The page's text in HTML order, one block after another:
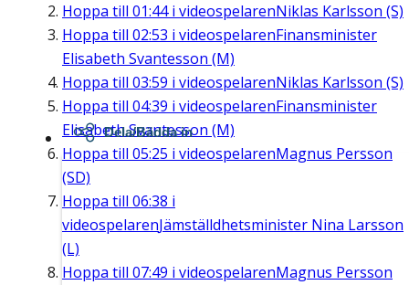
Hoppa till 01:44i videospelarenNiklas Karlsson (S)
Hoppa till 02:53 i videospelarenFinansminister
Elisabeth Svantesson (M)
Hoppa till 03:59 i videospelarenNiklas Karlsson (S)
Hoppa till 04:39 i videospelarenFinansminister
Elisabeth Svantesson (M)
Hoppa till 05:25 i videospelarenMagnus Persson
(SD)
Hoppa till 06:38 i
videospelarenJämställdhetsminister Nina Larsson
(L)
Hoppa till 07:49 i videospelarenMagnus Persson
Dela/Bädda in